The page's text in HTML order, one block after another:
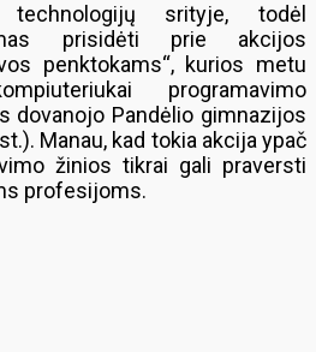
technologijų srityje, todėl
prisidėti prie akcijos
penktokams“, kurios metu
programavimo
dovanojo Pandėlio gimnazijos
Manau, kad tokia akcija ypač
žinios tikrai gali praversti
profesijoms.